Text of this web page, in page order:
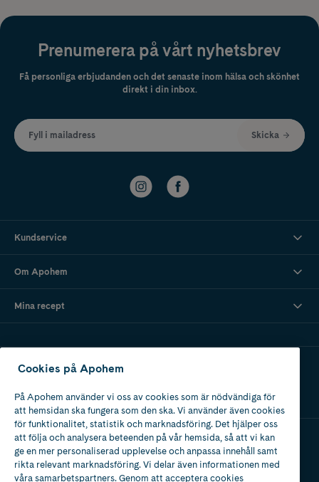
Prenumerera på vårt nyhetsbrev
Få personliga erbjudanden och det senaste inom hälsa och skönhet
direkt i din inbox.
Fyll i mailadress Skicka
Kundservice
Om Apohem
Mina recept
Ladda ner vår app
Apotek med tillstånd
av Läkemedelsverket
Cookies på Apohem
På Apohem använder vi oss av cookies som är nödvändiga för
att hemsidan ska fungera som den ska. Vi använder även cookies
för funktionalitet, statistik och marknadsföring. Det hjälper oss
att följa och analysera beteenden på vår hemsida, så att vi kan
ge en mer personaliserad upplevelse och anpassa innehåll samt
rikta relevant marknadsföring. Vi delar även informationen med
våra samarbetspartners. Genom att acceptera cookies